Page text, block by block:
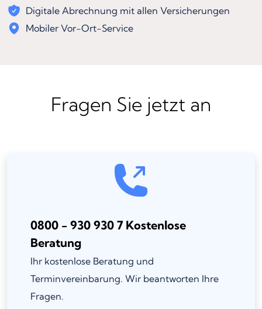
Digitale Abrechnung mit allen Versicherungen
Mobiler Vor-Ort-Service
Fragen Sie jetzt an
0800 - 930 930 7 Kostenlose
Beratung
Ihr kostenlose Beratung und
Terminvereinbarung. Wir beantworten Ihre
Fragen.